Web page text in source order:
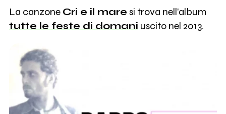
La canzone Cri e il mare si trova nell'album
tutte le feste di domani uscito nel 2013.